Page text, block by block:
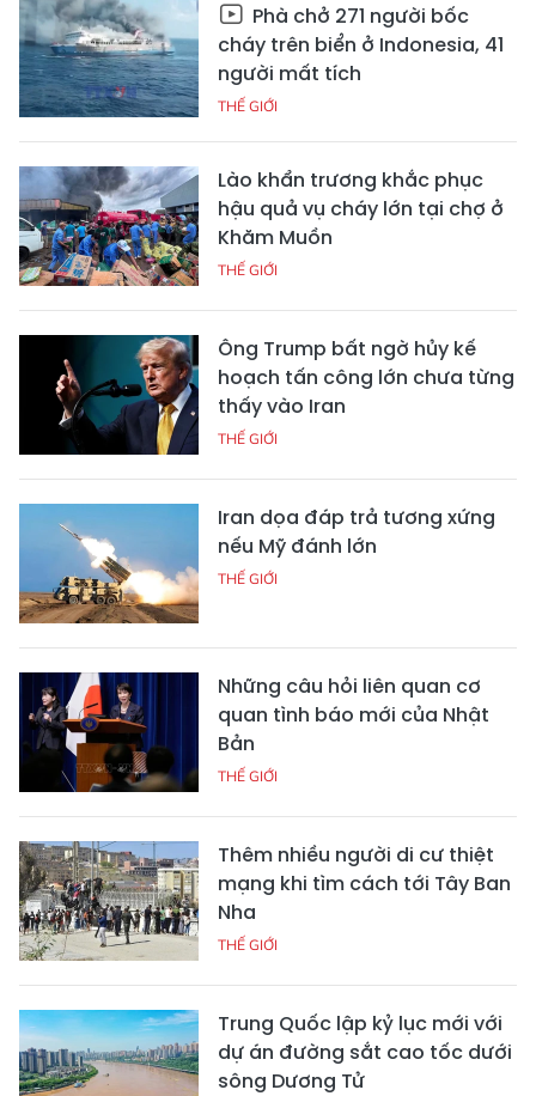
Phà chở 271 người bốc
cháy trên biển ở Indonesia, 41
người mất tích
THẾ GIỚI
Lào khẩn trương khắc phục
hậu quả vụ cháy lớn tại chợ ở
Khăm Muồn
THẾ GIỚI
Ông Trump bất ngờ hủy kế
hoạch tấn công lớn chưa từng
thấy vào Iran
THẾ GIỚI
Iran dọa đáp trả tương xứng
nếu Mỹ đánh lớn
THẾ GIỚI
Những câu hỏi liên quan cơ
quan tình báo mới của Nhật
Bản
THẾ GIỚI
Thêm nhiều người di cư thiệt
mạng khi tìm cách tới Tây Ban
Nha
THẾ GIỚI
Trung Quốc lập kỷ lục mới với
dự án đường sắt cao tốc dưới
sông Dương Tử